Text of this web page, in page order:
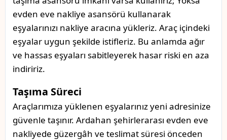
evden eve nakliye asansörü kullanarak
eşyalarınızı nakliye aracına yükleriz. Araç içindeki
eşyalar uygun şekilde istifleriz. Bu anlamda ağır
ve hassas eşyaları sabitleyerek hasar riski en aza
indiririz.
Taşıma Süreci
Araçlarımıza yüklenen eşyalarınız yeni adresinize
güvenle taşınır. Ardahan şehirlerarası evden eve
nakliyede güzergâh ve teslimat süresi önceden